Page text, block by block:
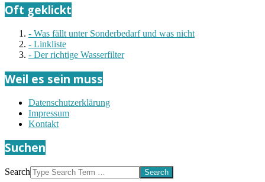
Oft geklickt
- Was fällt unter Sonderbedarf und was nicht
- Linkliste
- Der richtige Wasserfilter
Weil es sein muss
Datenschutzerklärung
Impressum
Kontakt
Suchen
Search